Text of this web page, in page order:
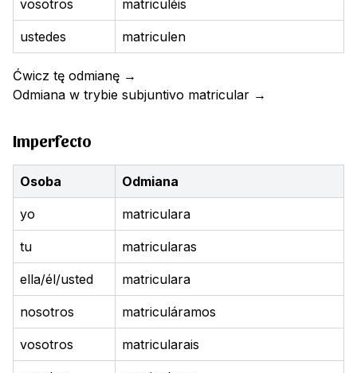
vosotros matriculéis
ustedes matriculen
Ćwicz tę odmianę →
Odmiana w trybie subjuntivo matricular →
Imperfecto
Osoba Odmiana
yo matriculara
tu matricularas
ella/él/usted matriculara
nosotros matriculáramos
vosotros matricularais